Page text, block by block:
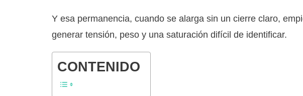
Y esa permanencia, cuando se alarga sin un cierre claro,
generar tensión, peso y una saturación difícil de identificar.
CONTENIDO